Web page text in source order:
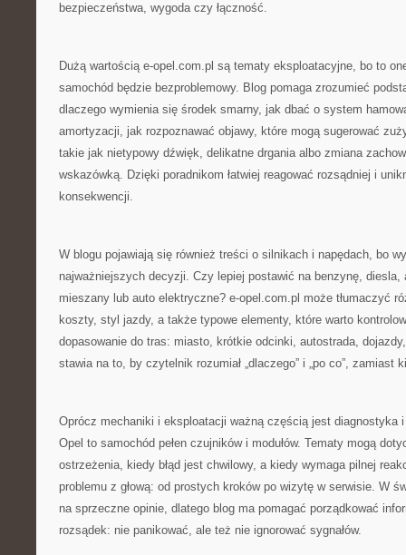
bezpieczeństwa, wygoda czy łączność.
Dużą wartością e-opel.com.pl są tematy eksploatacyjne, bo to
samochód będzie bezproblemowy. Blog pomaga zrozumieć
dlaczego wymienia się środek smarny, jak dbać o system
amortyzacji, jak rozpoznawać objawy, które mogą sugerować
takie jak nietypowy dźwięk, delikatne drgania albo zmiana
wskazówką. Dzięki poradnikom łatwiej reagować rozsądniej i
konsekwencji.
W blogu pojawiają się również treści o silnikach i napędach, bo
najważniejszych decyzji. Czy lepiej postawić na benzynę, diesla,
mieszany lub auto elektryczne? e-opel.com.pl może tłumaczyć
koszty, styl jazdy, a także typowe elementy, które warto
dopasowanie do tras: miasto, krótkie odcinki, autostrada,
stawia na to, by czytelnik rozumiał „dlaczego” i „po co”, zamiast
Oprócz mechaniki i eksploatacji ważną częścią jest diagnostyka
Opel to samochód pełen czujników i modułów. Tematy mogą
ostrzeżenia, kiedy błąd jest chwilowy, a kiedy wymaga pilnej
problemu z głową: od prostych kroków po wizytę w serwisie. W
na sprzeczne opinie, dlatego blog ma pomagać porządkować
rozsądek: nie panikować, ale też nie ignorować sygnałów.